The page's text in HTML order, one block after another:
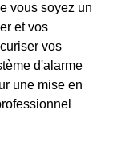
vous soyez un
et vos
vos
d'alarme
une mise en